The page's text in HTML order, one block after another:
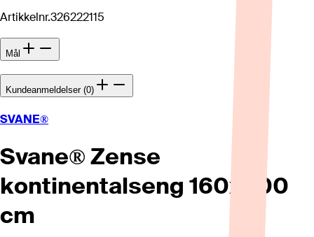
Artikkelnr.326222115
Mål
Kundeanmeldelser (0)
SVANE®
Svane® Zense
kontinentalseng 160x200
cm